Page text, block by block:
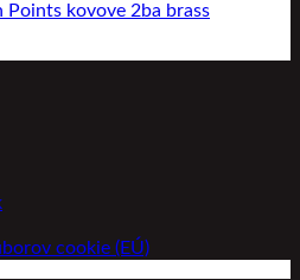
kovove 2ba brass
cookie (EÚ)